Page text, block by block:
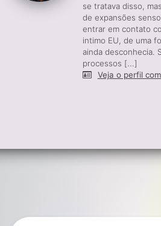
se tratava disso,
de expansões
entrar em contato
intimo EU, de uma
ainda desconhecia.
processos [...]
Veja o perfil